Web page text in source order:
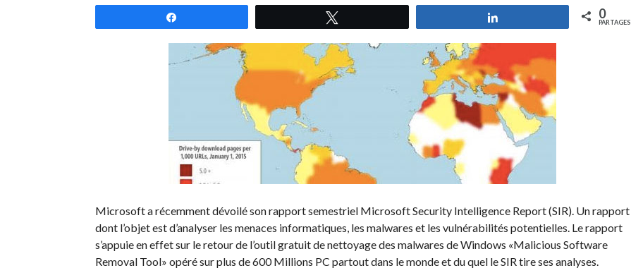
0
PARTAGES
Microsoft a récemment dévoilé son rapport semestriel Microsoft Security Intelligence Report (SIR). Un rapport
dont l’objet est d’analyser les menaces informatiques, les malwares et les vulnérabilités potentielles. Le rapport
s’appuie en effet sur le retour de l’outil gratuit de nettoyage des malwares de Windows «Malicious Software
Removal Tool» opéré sur plus de 600 Millions PC partout dans le monde et du quel le SIR tire ses analyses.